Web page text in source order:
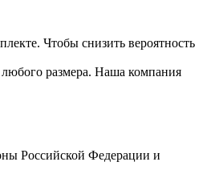
Чтобы снизить вероятность
размера. Наша компания
Российской Федерации и